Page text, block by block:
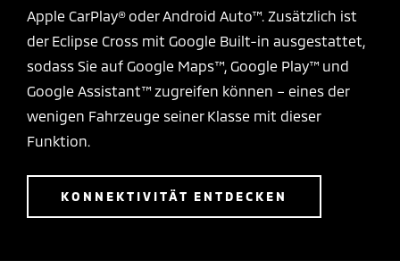
Apple CarPlay® oder Android Auto™. Zusätzlich ist
der Eclipse Cross mit Google Built-in ausgestattet,
sodass Sie auf Google Maps™, Google Play™ und
Google Assistant™ zugreifen können – eines der
wenigen Fahrzeuge seiner Klasse mit dieser
Funktion.
KONNEKTIVITÄT ENTDECKEN